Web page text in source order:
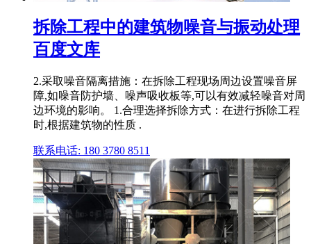
拆除工程中的建筑物噪音与振动处理
百度文库
2.采取噪音隔离措施：在拆除工程现场周边设置噪音屏
障,如噪音防护墙、噪声吸收板等,可以有效减轻噪音对周
边环境的影响。 1.合理选择拆除方式：在进行拆除工程
时,根据建筑物的性质 .
联系电话: 180 3780 8511